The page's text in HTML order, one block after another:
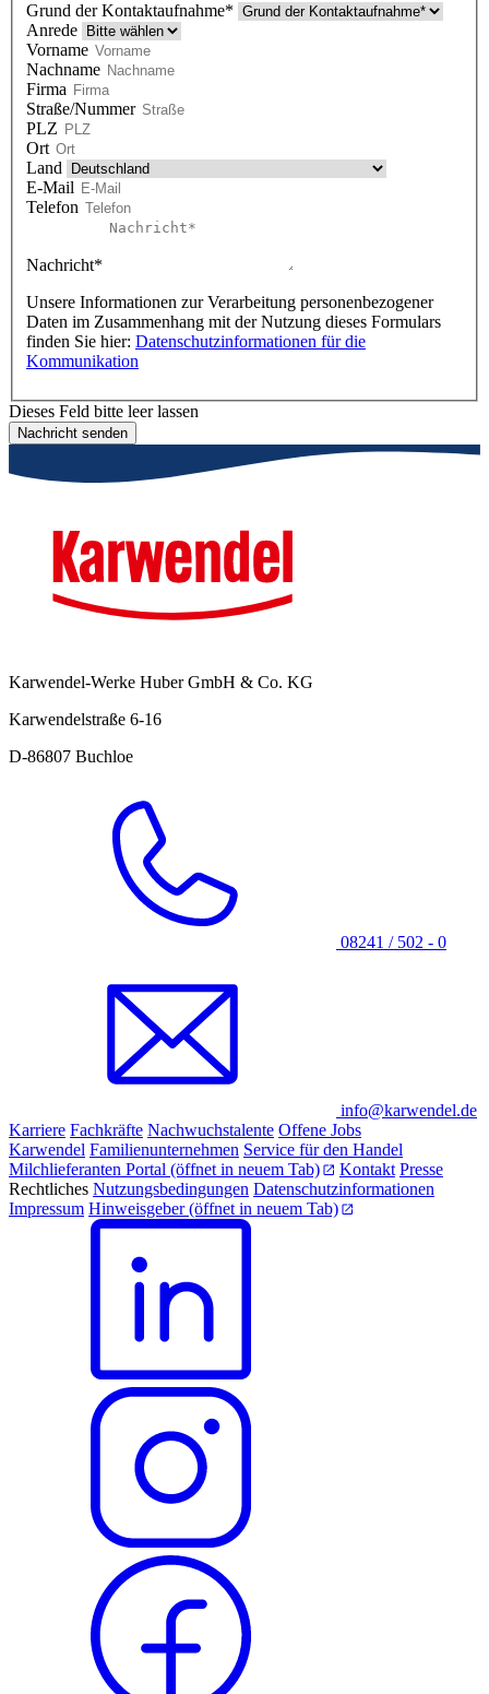
Grund der Kontaktaufnahme*
Anrede
Vorname
Nachname
Firma
Straße/Nummer
PLZ
Ort
Land
E-Mail
Telefon
Nachricht*
Unsere Informationen zur Verarbeitung personenbezogener
Daten im Zusammenhang mit der Nutzung dieses Formulars
finden Sie hier: Datenschutzinformationen für die
Kommunikation
Dieses Feld bitte leer lassen
Nachricht senden
Karwendel-Werke Huber GmbH & Co. KG
Karwendelstraße 6-16
D-86807 Buchloe
08241 / 502 - 0
info@karwendel.de
Karriere Fachkräfte Nachwuchstalente Offene Jobs
Karwendel Familienunternehmen Service für den Handel
Milchlieferanten Portal (öffnet in neuem Tab) Kontakt Presse
Rechtliches Nutzungsbedingungen Datenschutzinformationen
Impressum Hinweisgeber(öffnet in neuem Tab)